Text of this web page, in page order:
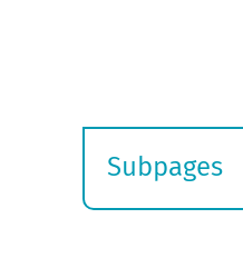
Subpages